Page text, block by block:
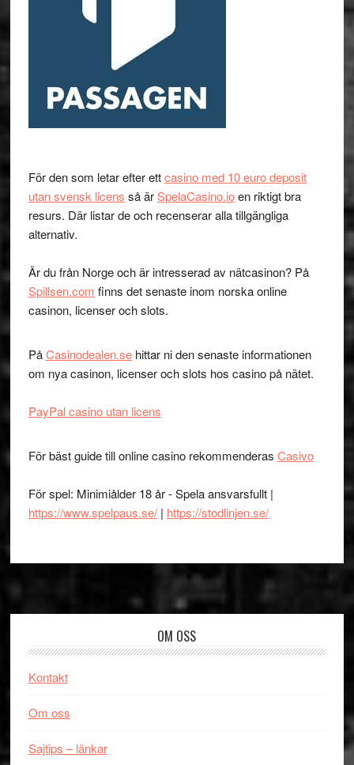
För den som letar efter ettcasino med 10 euro deposit
utan svensk licens så ärSpelaCasino.ioen riktigt bra
resurs. Där listar de och recenserar alla tillgängliga
alternativ.
Är du från Norge och är intresserad av nätcasinon? På
Spillsen.com finns det senaste inom norska online
casinon, licenser och slots.
PåCasinodealen.sehittar ni den senaste informationen
om nya casinon, licenser och slots hos casino på nätet.
PayPal casino utan licens
För bäst guide till online casino rekommenderas Casivo
För spel: Minimiålder 18 år - Spela ansvarsfullt |
https://www.spelpaus.se/| https://stodlinjen.se/
OM OSS
Kontakt
Om oss
Sajtips – länkar